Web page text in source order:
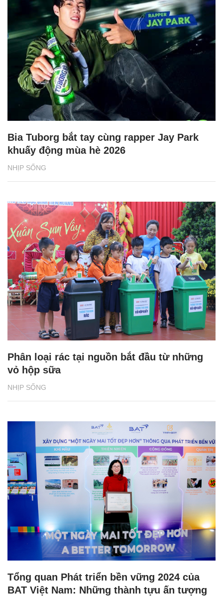
NHỊP SỐNG
Bia Tuborg bắt tay cùng rapper Jay Park
khuấy động mùa hè 2026
NHỊP SỐNG
Phân loại rác tại nguồn bắt đầu từ những
vỏ hộp sữa
Tổng quan Phát triển bền vững 2024 của
BAT Việt Nam: Những thành tựu ấn tượng